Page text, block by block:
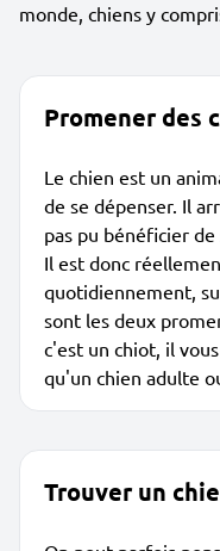
monde, chiens y
Promener des
Le chien est un
de se dépenser. Il
pas pu bénéficier
Il est donc
quotidiennement,
sont les deux
c'est un chiot, il
qu'un chien adulte
Trouver un